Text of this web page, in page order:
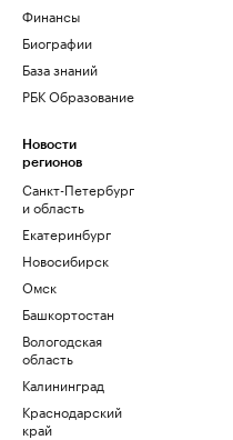
Финансы
Биографии
База знаний
РБК Образование
Новости
регионов
Санкт-Петербург
и область
Екатеринбург
Новосибирск
Омск
Башкортостан
Вологодская
область
Калининград
Краснодарский
край